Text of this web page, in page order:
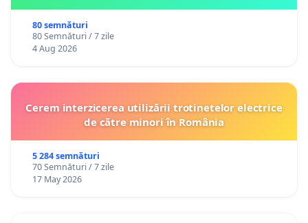
80 semnături
80 Semnături / 7 zile
4 Aug 2026
Cerem interzicerea utilizării trotinetelor electrice
de către minori în România
5 284 semnături
70 Semnături / 7 zile
17 May 2026